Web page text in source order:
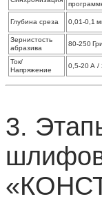
Глубина среза 0,01‑0,1
Зернистость
абразива
80‑250
Ток/
Напряжение
0,5‑20 А /
3.